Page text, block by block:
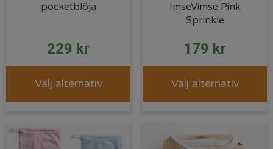
pocketblöja
229 kr
Välj alternativ
ImseVimse Pink
Sprinkle
179 kr
Välj alternativ